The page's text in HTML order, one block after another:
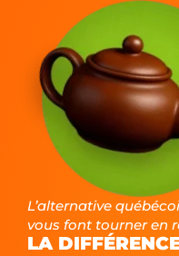
L’alternative
vous font tourner en
LA